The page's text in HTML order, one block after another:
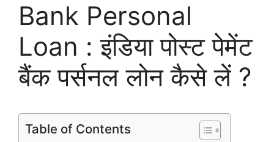
Bank Personal
Loan : इंडिया पोस्ट पेमेंट
बैंक पर्सनल लोन कैसे लें ?
Table of Contents